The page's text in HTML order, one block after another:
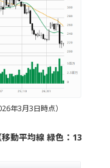
年3月3日時点）
動平均線 緑色：13